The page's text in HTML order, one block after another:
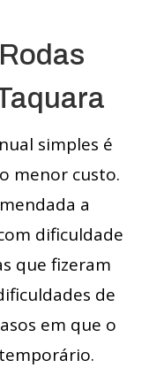
simples é
menor custo.
a
dificuldade
que fizeram
de
em que o